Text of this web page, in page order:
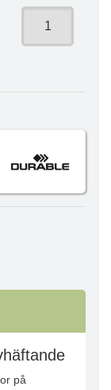
på